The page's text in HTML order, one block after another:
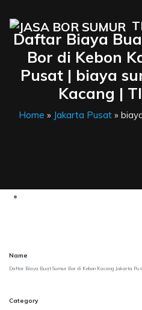
Daftar Biaya
Bor di Kebon
Pusat | biaya
Kacang |
Home » Jakarta Pusat »
Name
Daftar Biaya Buat Sumur Bor di Kebon Kacang Jakarta
Category